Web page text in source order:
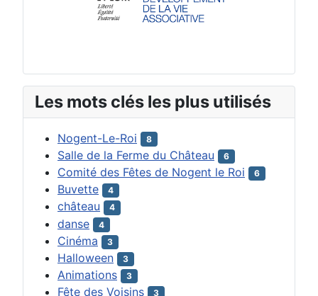
Les mots clés les plus utilisés
Nogent-Le-Roi 8
Salle de la Ferme du Château 6
Comité des Fêtes de Nogent le Roi 6
Buvette 4
château 4
danse 4
Cinéma 3
Halloween 3
Animations 3
Fête des Voisins 3